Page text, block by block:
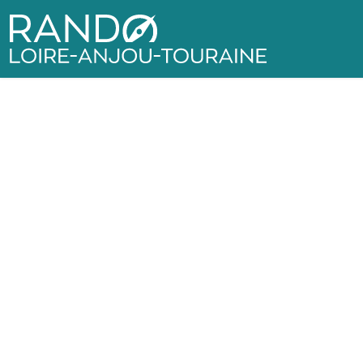
Rando Loire-Anjou-Touraine